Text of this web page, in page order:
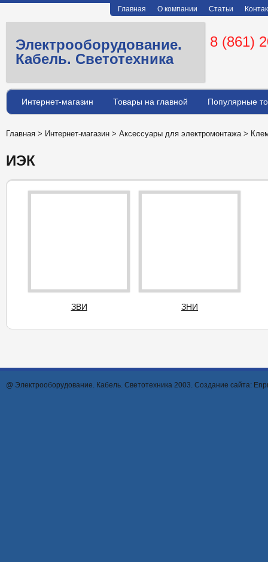
Главная О компании Статьи
Электрооборудование.
Кабель. Светотехника
8 (861)
Интернет-магазин Товары на главной Популярные
Главная > Интернет-магазин > Аксессуары для электромонтажа>
ИЭК
ЗВИ ЗНИ
@ Электрооборудование. Кабель. Светотехника 2003. Создание сайта: